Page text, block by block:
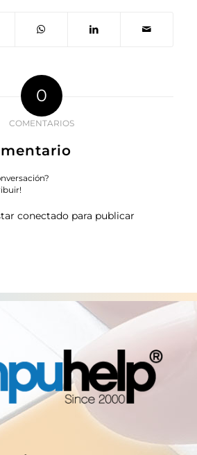
0
COMENTARIOS
conectadopara publicar